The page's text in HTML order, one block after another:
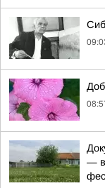
— в